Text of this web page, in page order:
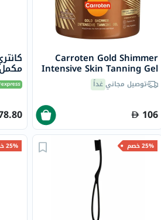
Carroten Gold Shimmer
Intensive Skin Tanning Gel
150mlتوصيل مجانيغداً
106
حزمة
25% خصم 25% خصم